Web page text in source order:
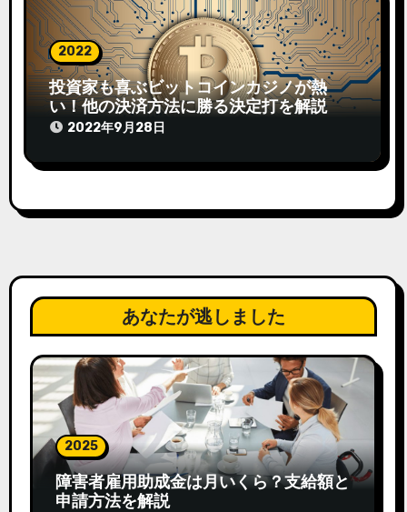
2022
投資家も喜ぶビットコインカジノが熱
い！他の決済方法に勝る決定打を解説
2022年9月28日
あなたが逃しました
2025
障害者雇用助成金は月いくら？支給額と
申請方法を解説